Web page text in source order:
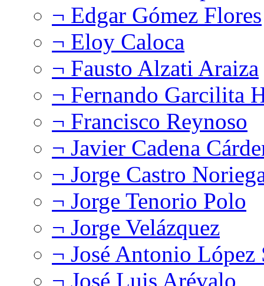
¬ Edgar Gómez Flores
¬ Eloy Caloca
¬ Fausto Alzati Araiza
¬ Fernando Garcilita
¬ Francisco Reynoso
¬ Javier Cadena
¬ Jorge Castro
¬ Jorge Tenorio Polo
¬ Jorge Velázquez
¬ José Antonio López
¬ José Luis Arévalo